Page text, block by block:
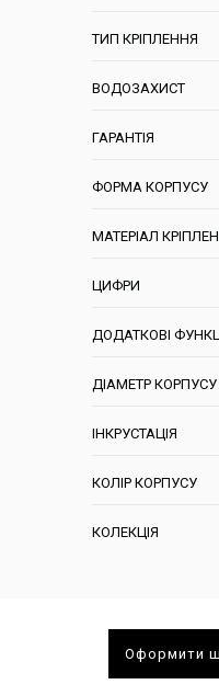
ТИП КРІПЛЕННЯ
ВОДОЗАХИСТ
ГАРАНТІЯ
ФОРМА КОРПУСУ
МАТЕРІАЛ
ЦИФРИ
ДОДАТКОВІ
ДІАМЕТР КОРПУСУ
ІНКРУСТАЦІЯ
КОЛІР КОРПУСУ
КОЛЕКЦІЯ
Оформити